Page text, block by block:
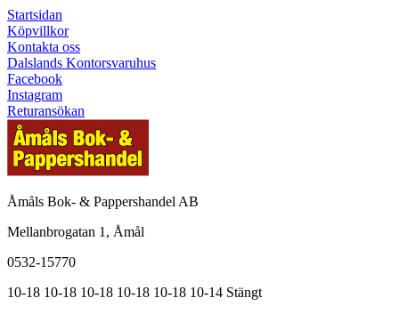
Startsidan
Köpvillkor
Kontakta oss
Dalslands Kontorsvaruhus
Facebook
Instagram
Returansökan
Åmåls Bok- & Pappershandel AB
Mellanbrogatan 1, Åmål
0532-15770
10-18 10-18 10-18 10-18 10-18 10-14 Stängt